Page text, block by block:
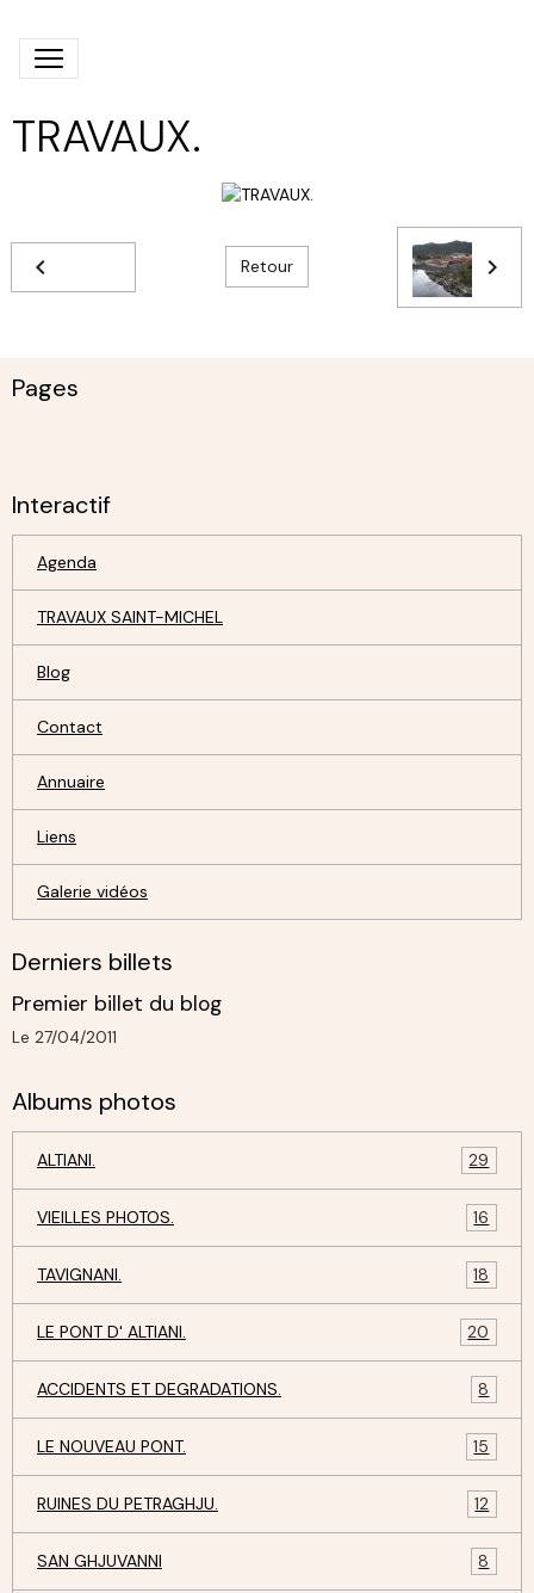
TRAVAUX.
Retour
Pages
Interactif
Agenda
TRAVAUX SAINT-MICHEL
Blog
Contact
Annuaire
Liens
Galerie vidéos
Derniers billets
Premier billet du blog
Le 27/04/2011
Albums photos
ALTIANI. 29
VIEILLES PHOTOS. 16
TAVIGNANI. 18
LE PONT D' ALTIANI. 20
ACCIDENTS ET DEGRADATIONS. 8
LE NOUVEAU PONT. 15
RUINES DU PETRAGHJU. 12
SAN GHJUVANNI 8